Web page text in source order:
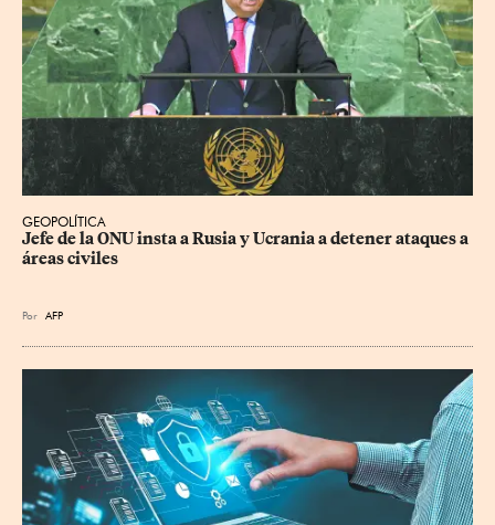
GEOPOLÍTICA
Jefe de la ONU insta a Rusia y Ucrania a detener ataques a
áreas civiles
Por AFP